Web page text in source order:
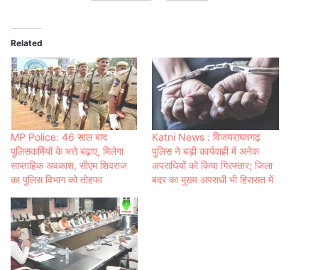
Related
MP Police: 46 साल बाद
पुलिसकर्मियों के भत्ते बढ़ाए, मिलेगा
साप्‍ताहिक अवकाश, सीएम शिवराज
का पुलिस विभाग को तोहफा
Katni News : विजयराघवगढ़
पुलिस ने बड़ी कार्यवाही में अनेक
अपराधियों को किया गिरफ्तार; जिला
बदर का मुख्य अपराधी भी हिरासत में